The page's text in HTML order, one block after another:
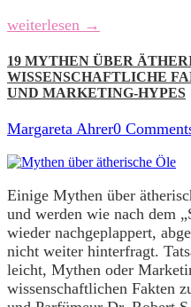
weiterlesen →
19 MYTHEN ÜBER
WISSENSCHAFTLICHE
UND MARKETING-HYPES
Margareta Ahrer0
Einige Mythen über
und werden wie nach dem
wieder nachgeplappert,
nicht weiter hinterfragt.
leicht, Mythen oder
wissenschaftlichen Fakten